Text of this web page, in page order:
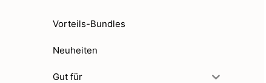
Vorteils-Bundles
Neuheiten
Gut für